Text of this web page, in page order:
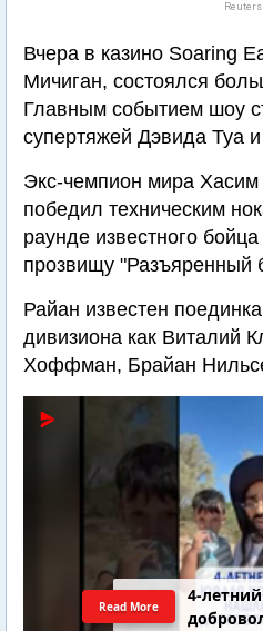
Reuters
Вчера в казино Soaring
Мичиган, состоялся
Главным событием шоу
супертяжей Дэвида Туа
Экс-чемпион мира
победил техническим
раунде известного
прозвищу "Разъяренный
Райан известен
дивизиона как Виталий
Хоффман, Брайан
4-
Read More